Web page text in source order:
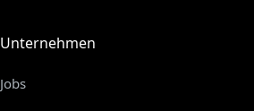
Unternehmen
Jobs